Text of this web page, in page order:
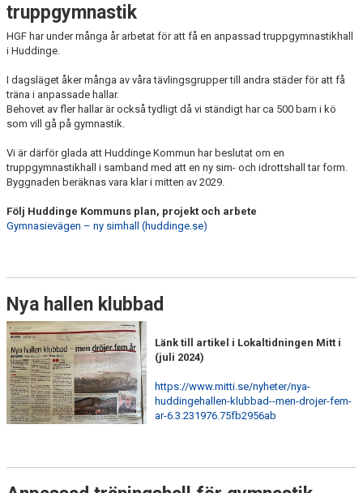
truppgymnastik
HGF har under många år arbetat för att få en anpassad truppgymnastikhall
i Huddinge.
I dagsläget åker många av våra tävlingsgrupper till andra städer för att få
träna i anpassade hallar.
Behovet av fler hallar är också tydligt då vi ständigt har ca 500 barn i kö
som vill gå på gymnastik.
Vi är därför glada att Huddinge Kommun har beslutat om en
truppgymnastikhall i samband med att en ny sim- och idrottshall tar form.
Byggnaden beräknas vara klar i mitten av 2029.
Följ Huddinge Kommuns plan, projekt och arbete
Gymnasievägen – ny simhall (huddinge.se)
Nya hallen klubbad
Länk till artikel i Lokaltidningen Mitt i
(juli 2024)
https://www.mitti.se/nyheter/nya-
huddingehallen-klubbad--men-drojer-fem-
ar-6.3.231976.75fb2956ab